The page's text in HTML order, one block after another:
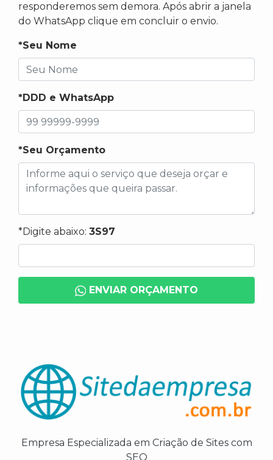
responderemos sem demora. Após abrir a janela
do WhatsApp clique em concluir o envio.
*Seu Nome
*DDD e WhatsApp
*Seu Orçamento
*Digite abaixo: 3S97
ENVIAR ORÇAMENTO
Empresa Especializada em Criação de Sites com
SEO